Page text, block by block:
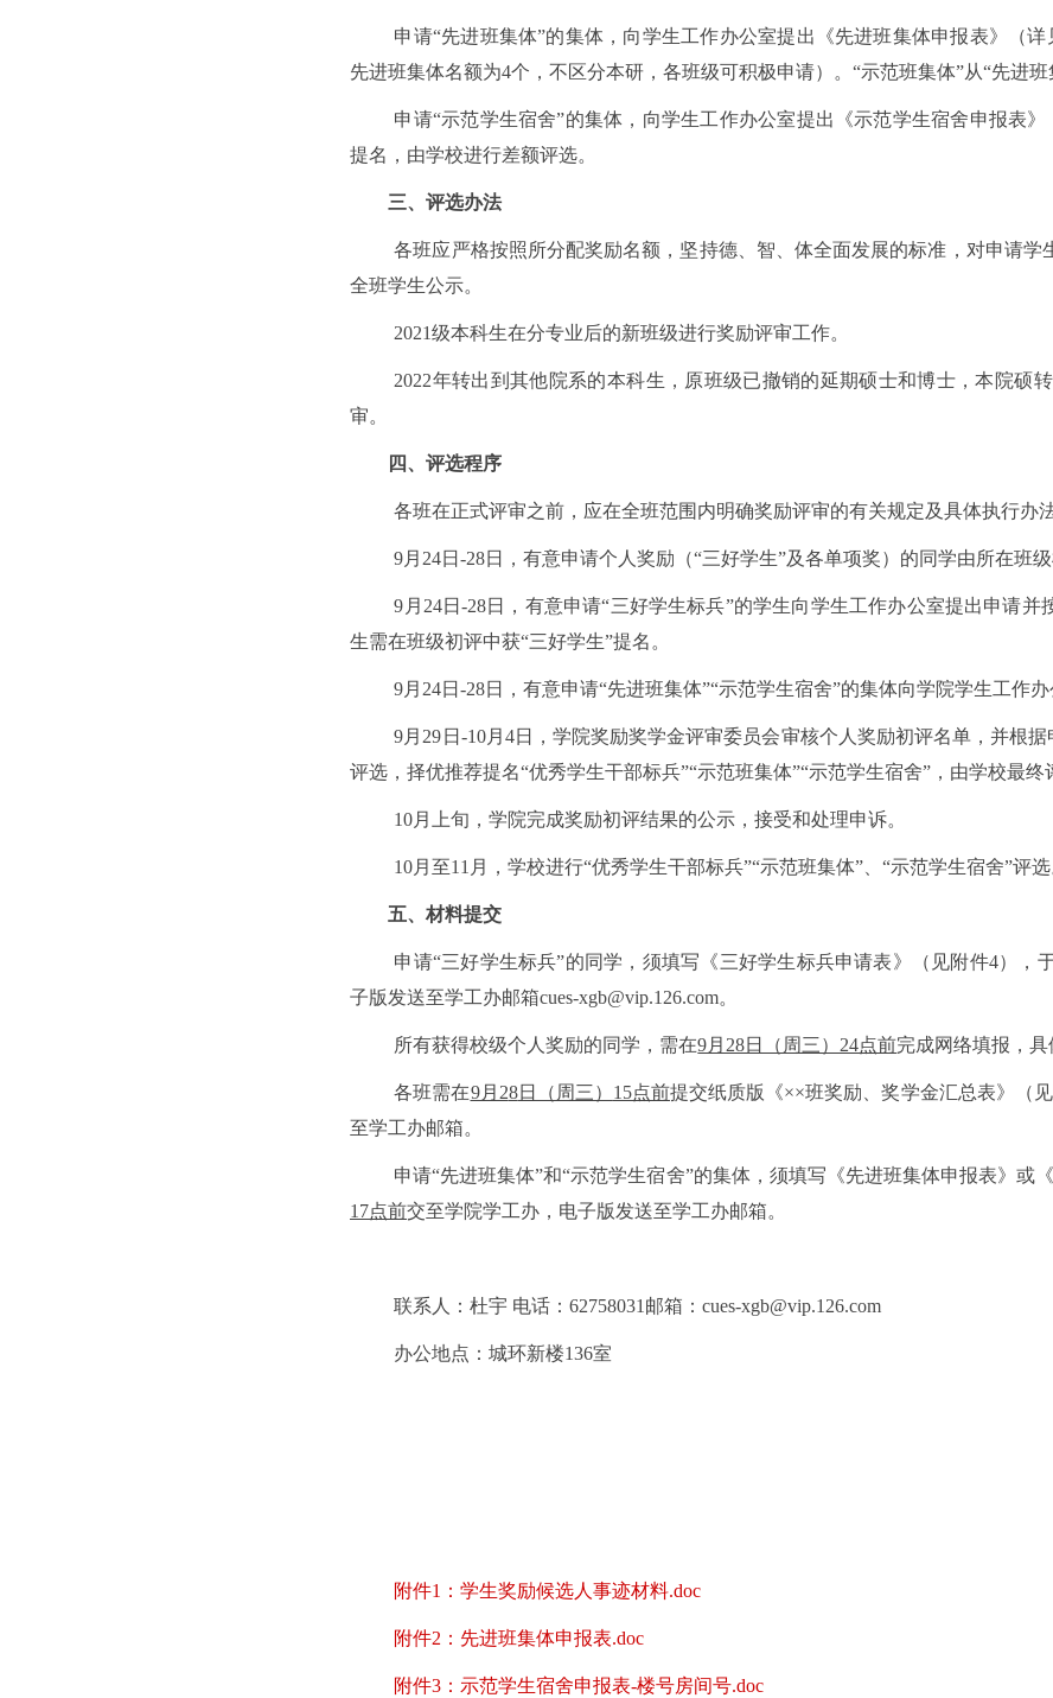
申请“先进班集体”的集体，向学生工作办公室提出《先进班集体申报表》（
先进班集体名额为4个，不区分本研，各班级可积极申请）。“示范班集体”从“先进
申请“示范学生宿舍”的集体，向学生工作办公室提出《示范学生宿舍申报表
提名，由学校进行差额评选。
三、评选办法
各班应严格按照所分配奖励名额，坚持德、智、体全面发展的标准，对申请
全班学生公示。
2021级本科生在分专业后的新班级进行奖励评审工作。
2022年转出到其他院系的本科生，原班级已撤销的延期硕士和博士，本院硕
审。
四、评选程序
各班在正式评审之前，应在全班范围内明确奖励评审的有关规定及具体执行办法
9月24日-28日，有意申请个人奖励（“三好学生”及各单项奖）的同学由所在班
9月24日-28日，有意申请“三好学生标兵”的学生向学生工作办公室提出申请
生需在班级初评中获“三好学生”提名。
9月24日-28日，有意申请“先进班集体”“示范学生宿舍”的集体向学院学生工作
9月29日-10月4日，学院奖励奖学金评审委员会审核个人奖励初评名单，并根
评选，择优推荐提名“优秀学生干部标兵”“示范班集体”“示范学生宿舍”，由学校最终
10月上旬，学院完成奖励初评结果的公示，接受和处理申诉。
10月至11月，学校进行“优秀学生干部标兵”“示范班集体”、“示范学生宿舍”评选
五、材料提交
申请“三好学生标兵”的同学，须填写《三好学生标兵申请表》（见附件4），
子版发送至学工办邮箱cues-xgb@vip.126.com。
所有获得校级个人奖励的同学，需在9月28日（周三）24点前完成网络填报，
各班需在9月28日（周三） 15点前提交纸质版《××班奖励、奖学金汇总表》（
至学工办邮箱。
申请“先进班集体”和“示范学生宿舍”的集体，须填写《先进班集体申报表》或
17点前交至学院学工办，电子版发送至学工办邮箱。
联系人：杜宇 电话：62758031邮箱：cues-xgb@vip.126.com
办公地点：城环新楼136室
附件1：学生奖励候选人事迹材料.doc
附件2：先进班集体申报表.doc
附件3：示范学生宿舍申报表-楼号房间号.doc